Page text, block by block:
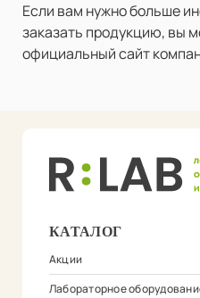
Если вам нужно больше
заказать продукцию, вы
официальный сайт
КАТАЛОГ
Акции
Лабораторное